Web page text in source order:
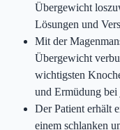
Übergewicht
Lösungen und
Mit der
Übergewicht
wichtigsten
und Ermüdung
Der Patient erhält
einem schlanken